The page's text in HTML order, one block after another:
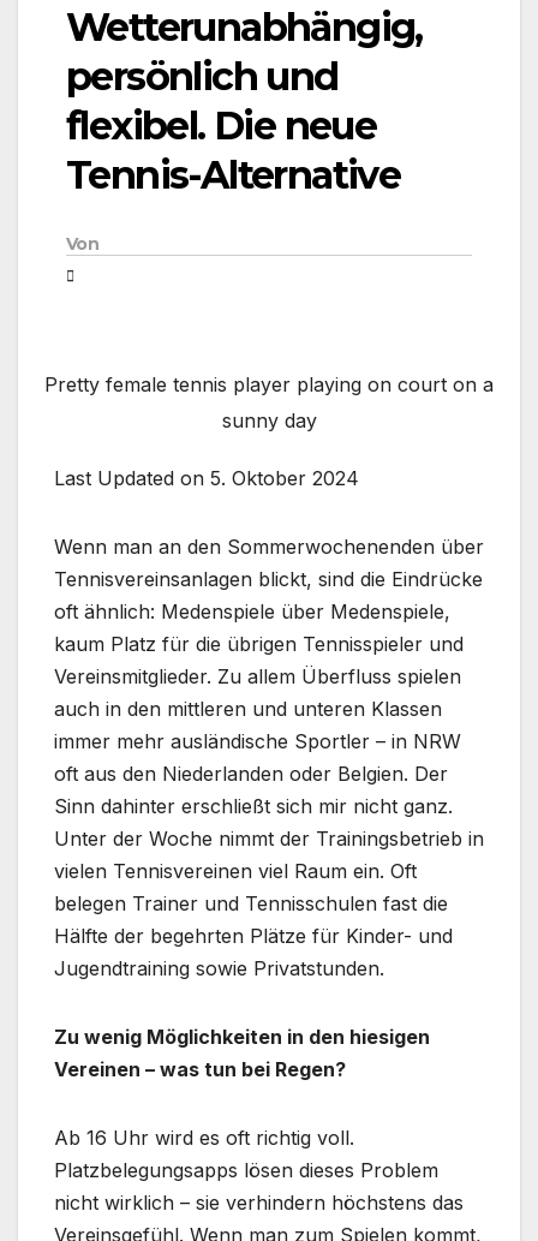
Wetterunabhängig,
persönlich und
flexibel. Die neue
Tennis-Alternative
Von
Pretty female tennis player playing on court on a
sunny day
Last Updated on 5. Oktober 2024
Wenn man an den Sommerwochenenden über
Tennisvereinsanlagen blickt, sind die Eindrücke
oft ähnlich: Medenspiele über Medenspiele,
kaum Platz für die übrigen Tennisspieler und
Vereinsmitglieder. Zu allem Überfluss spielen
auch in den mittleren und unteren Klassen
immer mehr ausländische Sportler – in NRW
oft aus den Niederlanden oder Belgien. Der
Sinn dahinter erschließt sich mir nicht ganz.
Unter der Woche nimmt der Trainingsbetrieb in
vielen Tennisvereinen viel Raum ein. Oft
belegen Trainer und Tennisschulen fast die
Hälfte der begehrten Plätze für Kinder- und
Jugendtraining sowie Privatstunden.
Zu wenig Möglichkeiten in den hiesigen
Vereinen – was tun bei Regen?
Ab 16 Uhr wird es oft richtig voll.
Platzbelegungsapps lösen dieses Problem
nicht wirklich – sie verhindern höchstens das
Vereinsgefühl. Wenn man zum Spielen kommt,